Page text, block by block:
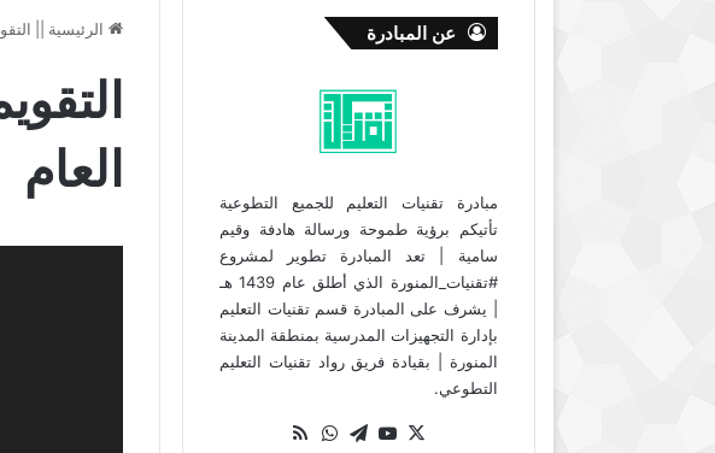
الرئيسية
العام
عن المبادرة
مبادرة تقنيات التعليم للجميع التطوعية
تأتيكم برؤية طموحة ورسالة هادفة وقيم
سامية | تعد المبادرة تطوير لمشروع
#تقنيات_المنورة الذي أطلق عام 1439 هـ
| يشرف على المبادرة قسم تقنيات التعليم
بإدارة التجهيزات المدرسية بمنطقة المدينة
المنورة | بقيادة فريق رواد تقنيات التعليم
التطوعي.
‫X
‫YouTube
تيلقرامواتساب